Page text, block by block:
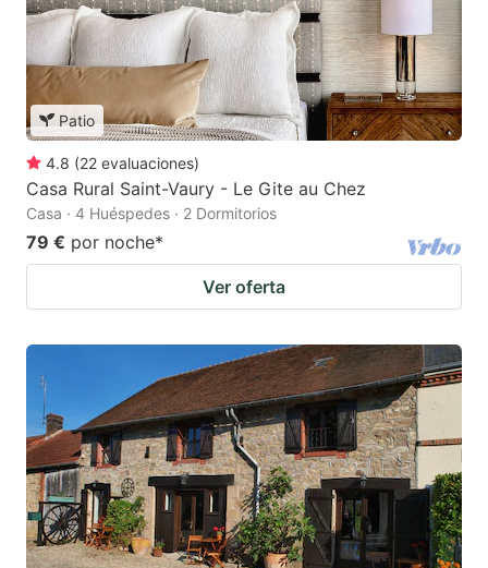
Patio
4.8 (22 evaluaciones)
Casa Rural Saint-Vaury - Le Gite au Chez
Casa · 4 Huéspedes · 2 Dormitorios
79 € por noche*
Ver oferta